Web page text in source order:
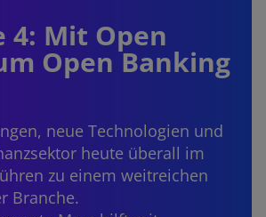
4: Mit Open
Open Banking
neue Technologien und
heute überall im
zu einem weitreichen
Branche.